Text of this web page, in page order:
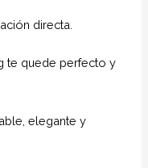
directa.
te quede perfecto y
elegante y